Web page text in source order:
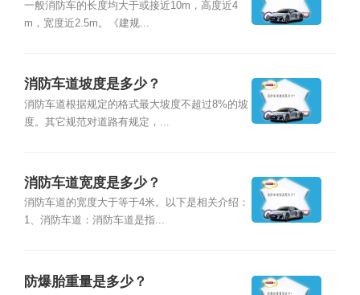
一般消防车的长度均大于或接近10m，高度近4
m，宽度近2.5m。《建规...
消防车道坡度是多少？
消防车道根据规定的格式最大坡度不超过8%的坡
度。其它规范对道路有规定，...
消防车道宽度是多少？
消防车道的宽度大于等于4米。以下是相关介绍：
1、消防车道：消防车道是指...
防爆胎重量是多少？